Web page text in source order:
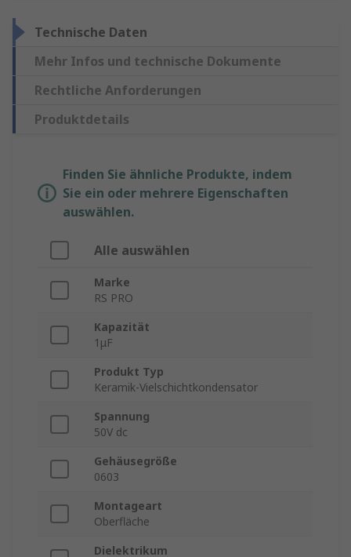
Technische Daten
Mehr Infos und technische Dokumente
Rechtliche Anforderungen
Produktdetails
Finden Sie ähnliche Produkte, indem
Sie ein oder mehrere Eigenschaften
auswählen.
Alle auswählen
Marke
RS PRO
Kapazität
1μF
Produkt Typ
Keramik-Vielschichtkondensator
Spannung
50V dc
Gehäusegröße
0603
Montageart
Oberfläche
Dielektrikum